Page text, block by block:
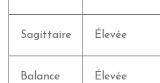
Sagittaire Élevée
Balance Élevée